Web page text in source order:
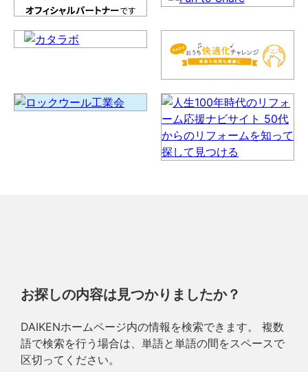
お探しの内容は見つかりましたか？
DAIKENホームページ内の情報を検索できます。 複数
語で検索を行う場合は、単語と単語の間をスペースで
区切ってください。